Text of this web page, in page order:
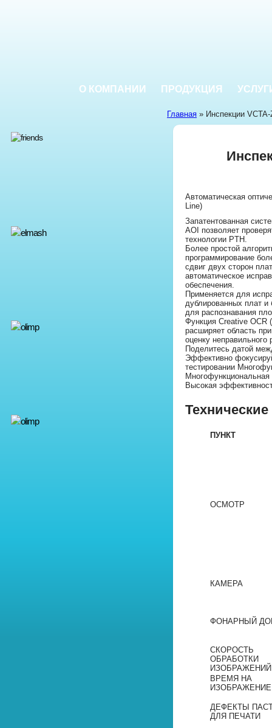
О КОМПАНИИ ПРОДУКЦИЯ
Главная » Инспекции VCTA-
Автоматическая
Line)
Запатентованная
AOI позволяет
технологии PTH.
Более простой
программирование
сдвиг двух сторон
автоматическое
обеспечения.
Применяется для
дублированных плат
для распознавания
Функция Creative OCR
расширяет область
оценку
Поделитесь датой
Эффективно
тестировании
Многофункциональная
Высокая
ПУНКТ
ОСМОТР
КАМЕРА
ФОНАРНЫЙ
СКОРОСТЬ
ОБРАБОТКИ
ИЗОБРАЖЕНИЙ
ВРЕМЯ НА
ИЗОБРАЖЕНИЕ
ДЕФЕКТЫ
ДЛЯ ПЕЧАТИ